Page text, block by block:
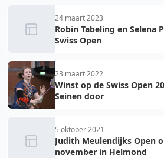
24 maart 2023
Robin Tabeling en Selena
Swiss Open
23 maart 2022
Winst op de Swiss Open
Seinen door
5 oktober 2021
Judith Meulendijks Open
november in Helmond